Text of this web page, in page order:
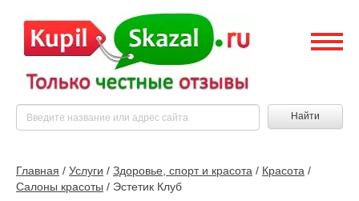
Найти
Главная / Услуги / Здоровье, спорт и красота / Красота /
Салоны красоты / Эстетик Клуб